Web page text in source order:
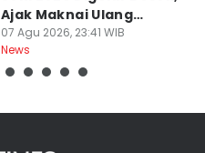
Ajak Maknai Ulang
Maritim
07 Agu 2026, 23:41 WIB
News